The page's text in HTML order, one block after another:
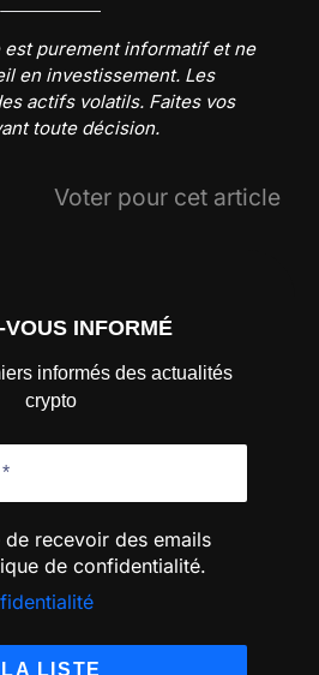
purement informatif et ne
en investissement. Les
actifs volatils. Faites vos
toute décision.
Voter pour cet article
VOUS INFORMÉ
informés des actualités
crypto
recevoir des emails
de confidentialité.